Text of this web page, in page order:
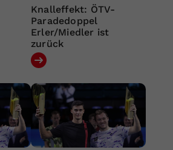
Knalleffekt: ÖTV-
Paradedoppel
Erler/Miedler ist
zurück